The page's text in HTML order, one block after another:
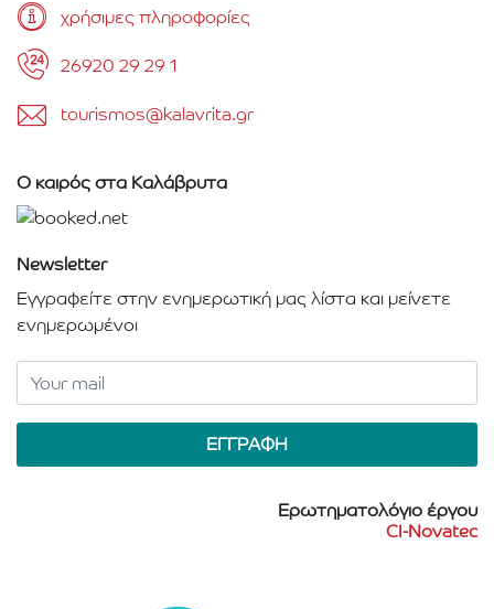
χρήσιμες πληροφορίες
26920 29 29 1
tourismos@kalavrita.gr
Ο καιρός στα Καλάβρυτα
Newsletter
Εγγραφείτε στην ενημερωτική μας λίστα και μείνετε
ενημερωμένοι
Ερωτηματολόγιο έργου
CI-Novatec